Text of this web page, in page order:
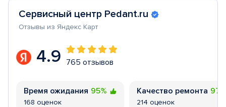
Сервисный центр Pedant.ru
Отзывы из Яндекс Карт
4.9 765 отзывов
Время ожидания 95%
168 оценок
Качество ремонта
214 оценок